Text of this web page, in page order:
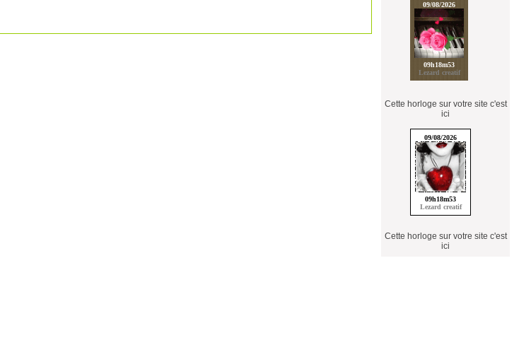
Cette horloge sur votre site c'est
ici
Cette horloge sur votre site c'est
ici